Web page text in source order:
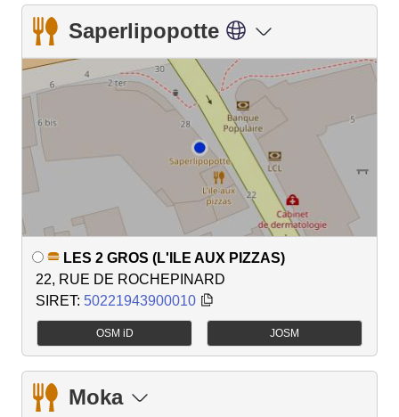
Saperlipopotte
LES 2 GROS (L'ILE AUX PIZZAS)
22, RUE DE ROCHEPINARD
SIRET: 50221943900010
OSM iD JOSM
Moka